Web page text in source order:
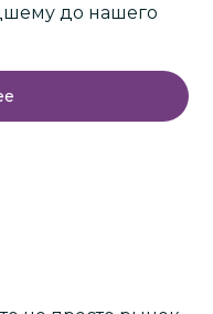
до нашего